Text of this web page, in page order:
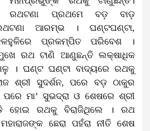
ରଥଟଣା ପ୍ରଥମେ ବଡ଼ ବାଡ଼
ଆରମ୍ଭ । ଘଣ୍ଟଘଣ୍ଟା,
ପ୍ରକମ୍ପିତ ପରିବେଶ ।
ରଥ ଟାଣି ଆଣୁଛନ୍ତି ଲକ୍ଷାଧିକ
। ଘଣ୍ଟ ଘଣ୍ଟା ବାଦ୍ୟରେ ରଥକୁ
ଶ୍ରୀ ସୁଦର୍ଶନ, ପରେ ବଡ଼ ଠାକୁର
ମା’ ସୁଭଦ୍ରା ଓ ଶେଷରେ ଶ୍ରୀ
ହୋଇ ରଥକୁ ବିରାଜିଥିଲେ । ରଥ
ଛେରା ପହଁରା ନୀତି ଶେଷ